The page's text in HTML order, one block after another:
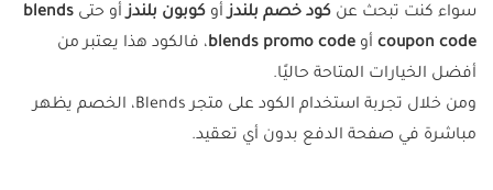
سواء كنت تبحث عن كود خصم بلندزأو كوبون بلندزأو حتى blends
coupon code أو blends promo code، فالكود هذا يعتبر من
أفضل الخيارات المتاحة حاليًا.
ومن خلال تجربة استخدام الكود على متجر Blends، الخصم يظهر
مباشرة في صفحة الدفع بدون أي تعقيد.